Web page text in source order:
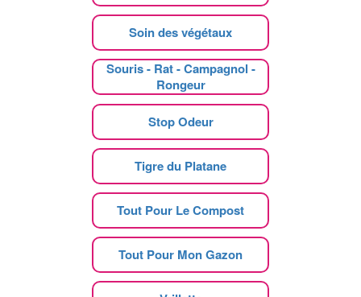
Soin des végétaux
Souris - Rat - Campagnol -
Rongeur
Stop Odeur
Tigre du Platane
Tout Pour Le Compost
Tout Pour Mon Gazon